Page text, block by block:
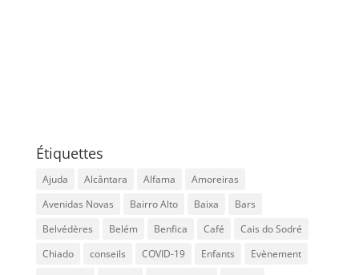
Étiquettes
Ajuda Alcântara Alfama
Amoreiras
Avenidas Novas
Bairro Alto Baixa
Bars
Belvédères
Belém Benfica Café
Cais do Sodré
Chiado
conseils COVID-19 Enfants
Evènement